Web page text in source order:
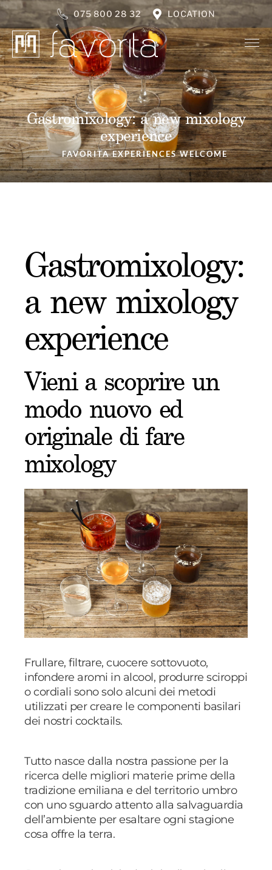
075 800 28 32 LOCATION
Gastromixology: a new mixology
experience
FAVORITA EXPERIENCES WELCOME
Gastromixology:
a new mixology
experience
Vieni a scoprire un
modo nuovo ed
originale di fare
mixology
Frullare, filtrare, cuocere sottovuoto,
infondere aromi in alcool, produrre sciroppi
o cordiali sono solo alcuni dei metodi
utilizzati per creare le componenti basilari
dei nostri cocktails.
Tutto nasce dalla nostra passione per la
ricerca delle migliori materie prime della
tradizione emiliana e del territorio umbro
con uno sguardo attento alla salvaguardia
dell’ambiente per esaltare ogni stagione
cosa offre la terra.